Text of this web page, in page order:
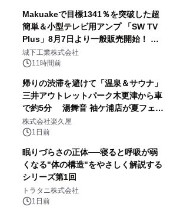
Makuakeで目標1341％を突破した超
簡単＆小型テレビ用アンプ 「SW TV
Plus」8月7日より一般販売開始！ ケ
ーブル1本つなぐだけ、テレビの音が
ぐっと豊かに
城下工業株式会社
11時間前
帰りの渋滞を避けて「温泉＆サウナ」
三井アウトレットパーク木更津から車
で約5分 湯舞音 袖ケ浦店が夏フェア
メニューを提供
株式会社楽久屋
1日前
眠りづらさの正体──寝ると呼吸が弱
くなる"体の構造"をやさしく解説する
シリーズ第1回
トラタニ株式会社
1日前